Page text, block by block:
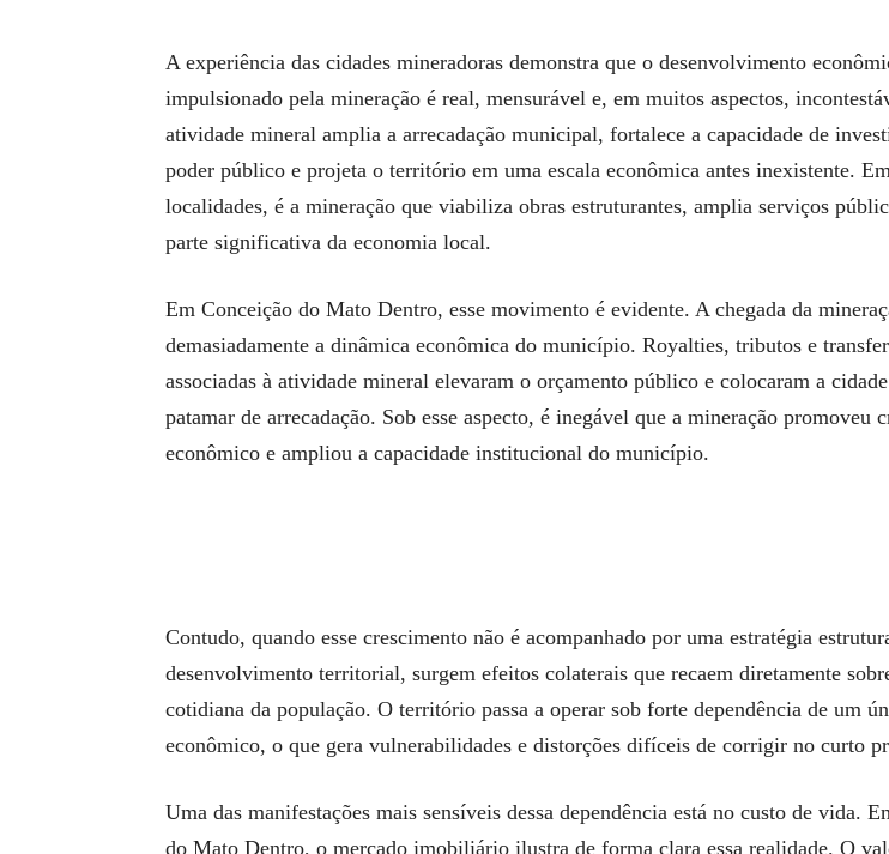
A experiência das cidades mineradoras demonstra que o desenvolvimento
impulsionado pela mineração é real, mensurável e, em muitos aspectos,
atividade mineral amplia a arrecadação municipal, fortalece a capacidade de
poder público e projeta o território em uma escala econômica antes inexistente.
localidades, é a mineração que viabiliza obras estruturantes, amplia serviços
parte significativa da economia local.
Em Conceição do Mato Dentro, esse movimento é evidente. A chegada da
demasiadamente a dinâmica econômica do município. Royalties, tributos e
associadas à atividade mineral elevaram o orçamento público e colocaram a
patamar de arrecadação. Sob esse aspecto, é inegável que a mineração promoveu
econômico e ampliou a capacidade institucional do município.
Contudo, quando esse crescimento não é acompanhado por uma estratégia
desenvolvimento territorial, surgem efeitos colaterais que recaem diretamente
cotidiana da população. O território passa a operar sob forte dependência de um
econômico, o que gera vulnerabilidades e distorções difíceis de corrigir no curto
Uma das manifestações mais sensíveis dessa dependência está no custo de vida.
do Mato Dentro, o mercado imobiliário ilustra de forma clara essa realidade. O